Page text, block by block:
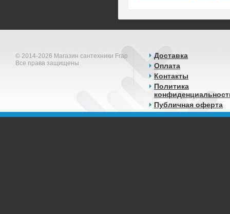
© 2014-2026 Магазин сантехники Frap
Все права защищены
Доставка
Оплата
Контакты
Политика
Публичная оферта